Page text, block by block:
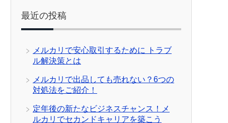
最近の投稿
メルカリで安心取引するために トラブ
ル解決策とは
メルカリで出品しても売れない？6つの
対処法をご紹介！
定年後の新たなビジネスチャンス！メ
ルカリでセカンドキャリアを築こう